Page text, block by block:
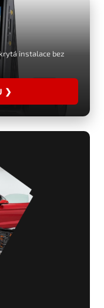
instalace bez
❯